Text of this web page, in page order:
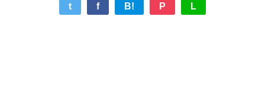
t f B! P L